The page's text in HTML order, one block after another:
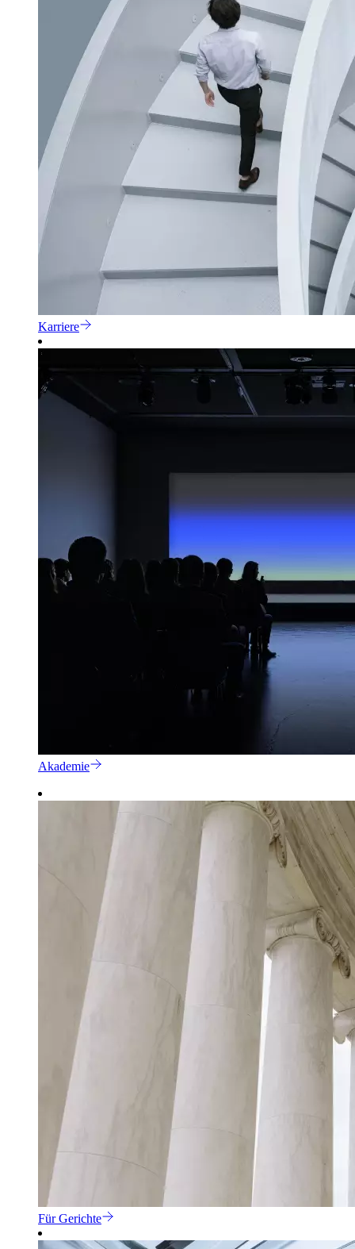
Karriere
Akademie
Für Gerichte